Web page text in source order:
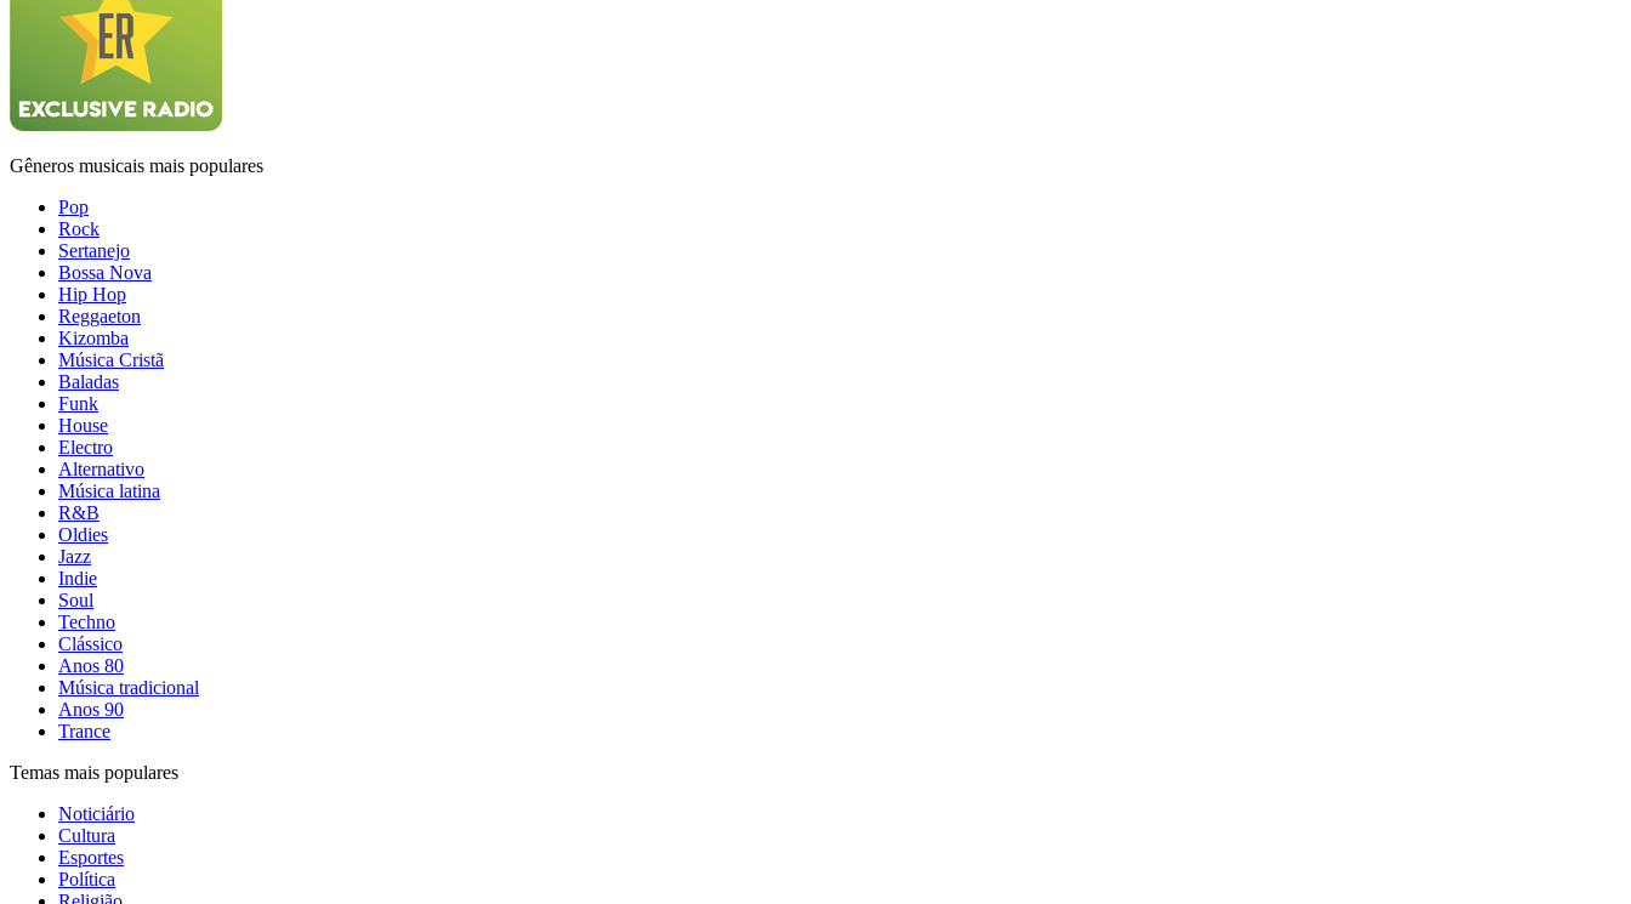
Gêneros musicais mais populares
Pop
Rock
Sertanejo
Bossa Nova
Hip Hop
Reggaeton
Kizomba
Música Cristã
Baladas
Funk
House
Electro
Alternativo
Música latina
R&B
Oldies
Jazz
Indie
Soul
Techno
Clássico
Anos 80
Música tradicional
Anos 90
Trance
Temas mais populares
Noticiário
Cultura
Esportes
Política